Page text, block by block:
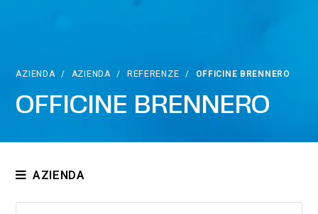
AZIENDA / AZIENDA / REFERENZE / OFFICINE BRENNERO
OFFICINE BRENNERO
AZIENDA
Chi siamo